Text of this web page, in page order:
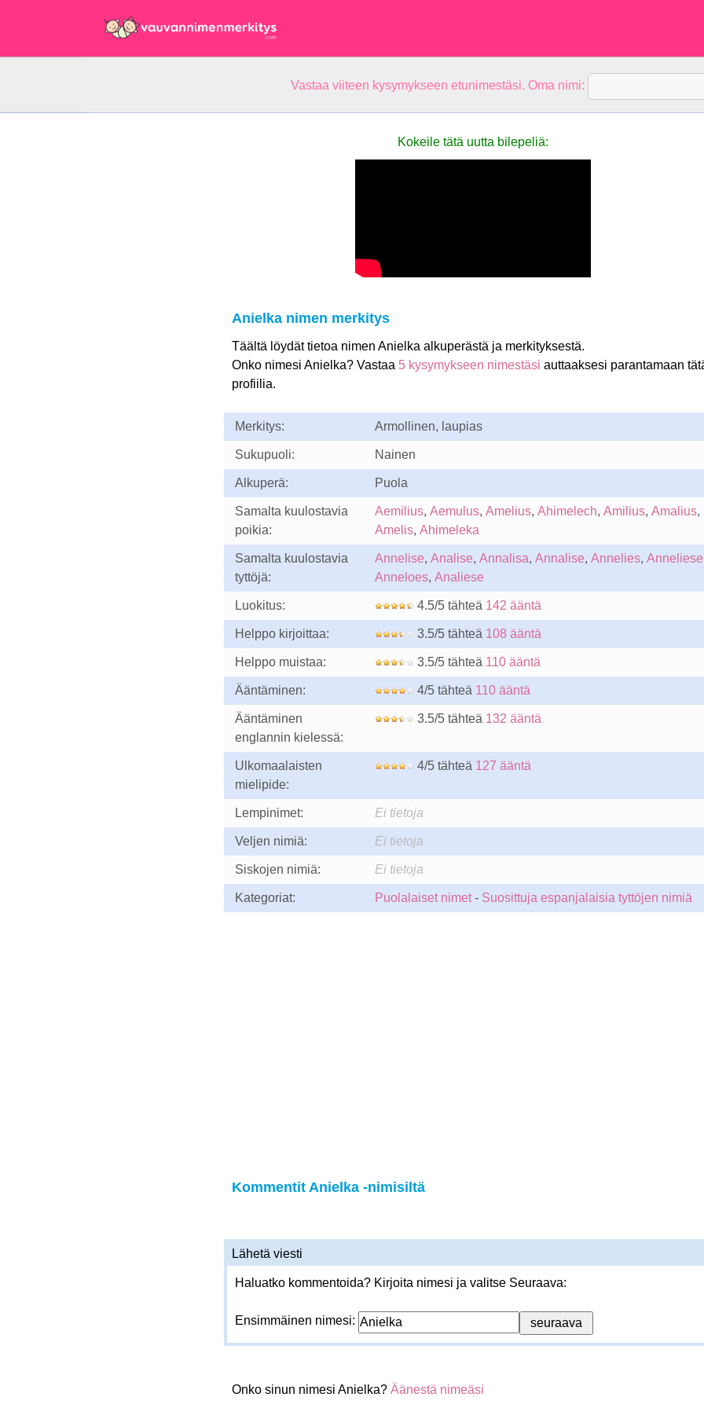
Vastaa viiteen kysymykseen etunimestäsi. Oma nimi:
Kokeile tätä uutta bilepeliä:
Anielka nimen merkitys
Täältä löydät tietoa nimen Anielka alkuperästä ja merkityksestä.
Onko nimesi Anielka? Vastaa 5 kysymykseen nimestäsi auttaaksesi parantamaan
profiilia.
Merkitys: Armollinen, laupias
Sukupuoli: Nainen
Alkuperä: Puola
Samalta kuulostavia
poikia:
Aemilius, Aemulus, Amelius, Ahimelech, Amilius, Amalius,
Amelis, Ahimeleka
Samalta kuulostavia
tyttöjä:
Annelise, Analise, Annalisa, Annalise, Annelies, Anneliese
Anneloes, Analiese
Luokitus: 4.5/5 tähteä 142 ääntä
Helppo kirjoittaa: 3.5/5 tähteä 108 ääntä
Helppo muistaa: 3.5/5 tähteä 110 ääntä
Ääntäminen: 4/5 tähteä 110 ääntä
Ääntäminen
englannin kielessä:
3.5/5 tähteä 132 ääntä
Ulkomaalaisten
mielipide:
4/5 tähteä 127 ääntä
Lempinimet: Ei tietoja
Veljen nimiä: Ei tietoja
Siskojen nimiä: Ei tietoja
Kategoriat: Puolalaiset nimet- Suosittuja espanjalaisia tyttöjen nimiä
Kommentit Anielka -nimisiltä
Lähetä viesti
Haluatko kommentoida? Kirjoita nimesi ja valitse Seuraava:
Ensimmäinen nimesi:
Onko sinun nimesi Anielka? Äänestä nimeäsi